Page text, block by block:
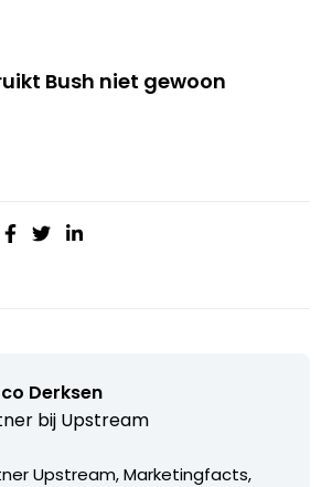
Bush niet gewoon
Derksen
bij Upstream
Upstream, Marketingfacts,